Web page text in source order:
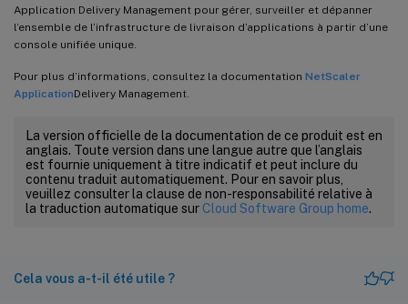
Application Delivery Management pour gérer, surveiller et dépanner
l’ensemble de l’infrastructure de livraison d’applications à partir d’une
console unifiée unique.
Pour plus d’informations, consultez la documentation NetScaler
ApplicationDelivery Management.
La version officielle de la documentation de ce produit est en
anglais. Toute version dans une langue autre que l’anglais
est fournie uniquement à titre indicatif et peut inclure du
contenu traduit automatiquement. Pour en savoir plus,
veuillez consulter la clause de non-responsabilité relative à
la traduction automatique sur Cloud Software Group home.
Cela vous a-t-il été utile ?